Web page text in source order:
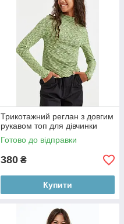
Трикотажний реглан з довгим
рукавом топ для дівчинки
Готово до відправки
380 ₴
Купити